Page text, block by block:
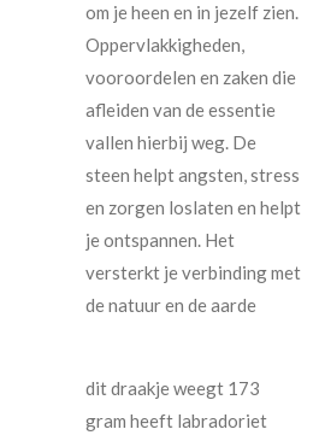
om je heen en in jezelf zien.
Oppervlakkigheden,
vooroordelen en zaken die
afleiden van de essentie
vallen hierbij weg. De
steen helpt angsten, stress
en zorgen loslaten en helpt
je ontspannen. Het
versterkt je verbinding met
de natuur en de aarde
dit draakje weegt 173
gram heeft labradoriet